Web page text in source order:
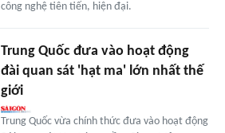
công nghệ tiên tiến, hiện đại.
Trung Quốc đưa vào hoạt động
đài quan sát 'hạt ma' lớn nhất thế
giới
Trung Quốc vừa chính thức đưa vào hoạt động